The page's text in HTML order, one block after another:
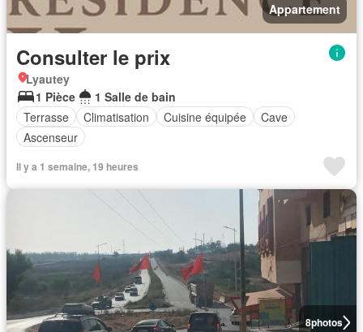
Appartement
Consulter le prix
Lyautey
1 Pièce
1 Salle de bain
Terrasse
Climatisation Cuisine équipée
Cave
Ascenseur
Il y a 1 semaine, 19 heures
8photos